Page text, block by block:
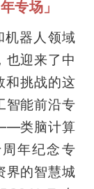
专场」
机器人领域
也迎来了中
和挑战的这
智能前沿专
类脑计算
年纪念专
界的智慧城